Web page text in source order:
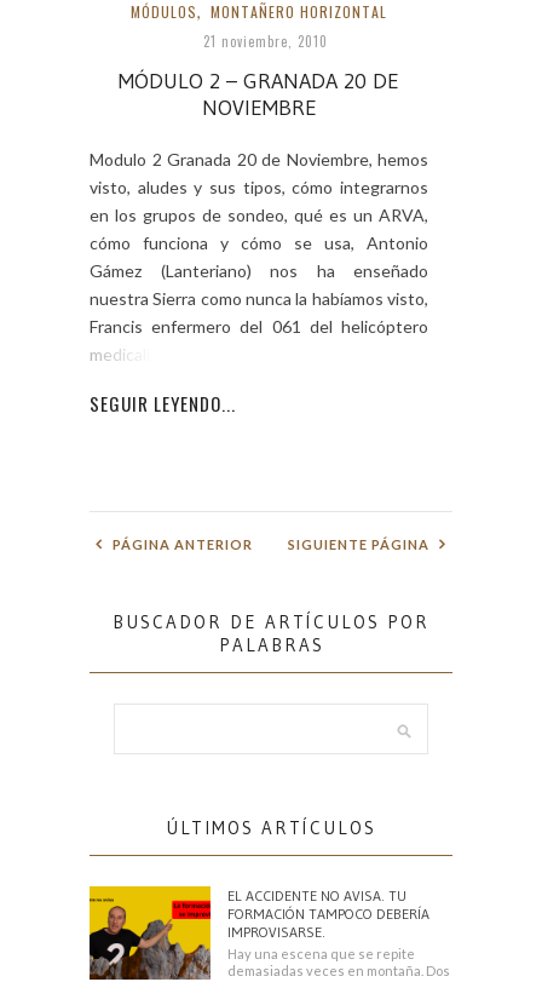
MÓDULOS, MONTAÑERO HORIZONTAL
21 noviembre, 2010
MÓDULO 2 – GRANADA 20 DE
NOVIEMBRE
Modulo 2 Granada 20 de Noviembre, hemos
visto, aludes y sus tipos, cómo integrarnos
en los grupos de sondeo, qué es un ARVA,
cómo funciona y cómo se usa, Antonio
Gámez (Lanteriano) nos ha enseñado
nuestra Sierra como nunca la habíamos visto,
Francis enfermero del 061 del helicóptero
medicalizado en
SEGUIR LEYENDO...
SIGUIENTE PÁGINA
PÁGINA ANTERIOR
BUSCADOR DE ARTÍCULOS POR
PALABRAS
ÚLTIMOS ARTÍCULOS
EL ACCIDENTE NO AVISA. TU
FORMACIÓN TAMPOCO DEBERÍA
IMPROVISARSE.
Hay una escena que se repite
demasiadas veces en montaña. Dos